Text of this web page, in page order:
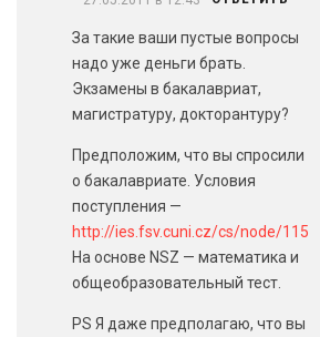
За такие ваши пустые вопросы
надо уже деньги брать.
Экзамены в бакалавриат,
магистратуру, докторантуру?
Предположим, что вы спросили
о бакалавриате. Условия
поступления —
http://ies.fsv.cuni.cz/cs/node/115
На основе NSZ — математика и
общеобразовательный тест.
PS Я даже предполагаю, что вы